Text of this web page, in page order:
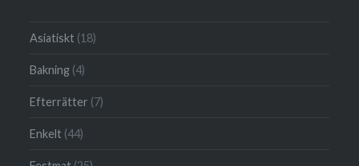
Asiatiskt (18)
Bakning (4)
Efterrätter (7)
Enkelt (44)